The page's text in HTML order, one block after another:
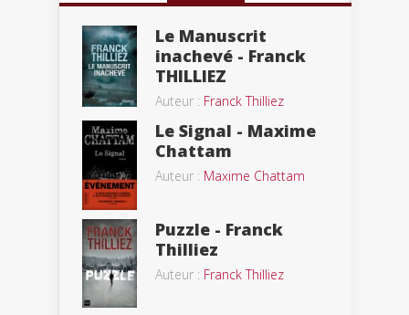
Le Manuscrit
inachevé - Franck
THILLIEZ
Auteur : Franck Thilliez
Le Signal - Maxime
Chattam
Auteur : Maxime Chattam
Puzzle - Franck
Thilliez
Auteur : Franck Thilliez